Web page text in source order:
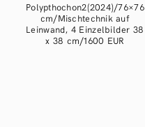
Polypthochon2(2024)/76×76
cm/Mischtechnik auf
Leinwand, 4 Einzelbilder 38
x 38 cm/1600 EUR